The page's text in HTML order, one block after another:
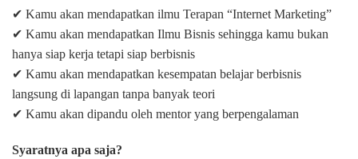
✔ Kamu akan mendapatkan ilmu Terapan “Internet Marketing”
✔ Kamu akan mendapatkan Ilmu Bisnis sehingga kamu bukan
hanya siap kerja tetapi siap berbisnis
✔ Kamu akan mendapatkan kesempatan belajar berbisnis
langsung di lapangan tanpa banyak teori
✔ Kamu akan dipandu oleh mentor yang berpengalaman
Syaratnya apa saja?